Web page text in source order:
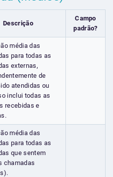
Descrição
Campo
padrão?
média das
para todas as
externas,
de
atendidas ou
inclui todas as
recebidas e
média das
para todas as
que sentem
chamadas